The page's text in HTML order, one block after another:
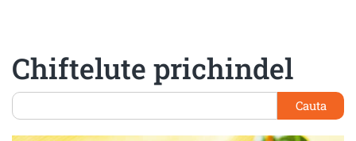
Chiftelute prichindel
Cauta